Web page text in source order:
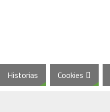
Historias Cookies